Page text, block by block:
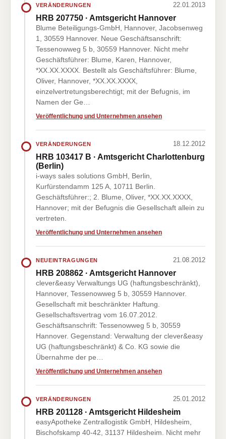
VERÄNDERUNGEN 22.01.2013
HRB 207750 · Amtsgericht Hannover
Blume Beteiligungs-GmbH, Hannover, Jacobsenweg
1, 30559 Hannover. Neue Geschäftsanschrift:
Tessenowweg 5 b, 30559 Hannover. Nicht mehr
Geschäftsführer: Blume, Karen, Hannover,
*XX.XX.XXXX. Bestellt als Geschäftsführer: Blume,
Oliver, Hannover, *XX.XX.XXXX,
einzelvertretungsberechtigt; mit der Befugnis, im
Namen der Ge…
Veröffentlichung und Unternehmen ansehen
VERÄNDERUNGEN 18.12.2012
HRB 103417 B · Amtsgericht Charlottenburg
(Berlin)
i-ways sales solutions GmbH, Berlin,
Kurfürstendamm 125 A, 10711 Berlin.
Geschäftsführer:; 2. Blume, Oliver, *XX.XX.XXXX,
Hannover; mit der Befugnis die Gesellschaft allein zu
vertreten.
Veröffentlichung und Unternehmen ansehen
NEUEINTRAGUNGEN 21.08.2012
HRB 208862 · Amtsgericht Hannover
clever&easy Verwaltungs UG (haftungsbeschränkt),
Hannover, Tessenowweg 5 b, 30559 Hannover.
Gesellschaft mit beschränkter Haftung.
Gesellschaftsvertrag vom 16.07.2012.
Geschäftsanschrift: Tessenowweg 5 b, 30559
Hannover. Gegenstand: Verwaltung der clever&easy
UG (haftungsbeschränkt) & Co. KG sowie die
Übernahme der pe…
Veröffentlichung und Unternehmen ansehen
VERÄNDERUNGEN 25.01.2012
HRB 201128 · Amtsgericht Hildesheim
easyApotheke Zentrallogistik GmbH, Hildesheim,
Bischofskamp 40-42, 31137 Hildesheim. Nicht mehr